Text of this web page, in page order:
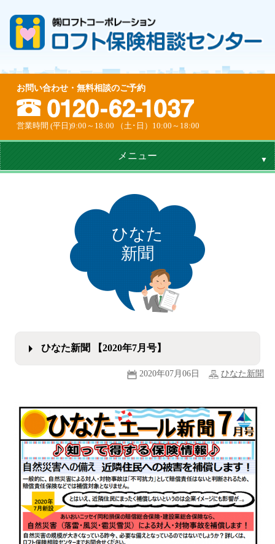
お問い合わせ・無料相談のご予約
営業時間 (平日)9:00～18:00 （土･日）10:00～18:00
メニュー
ひなた
新聞
ひなた新聞 【2020年7月号】
2020年07月06日 ひなた新聞